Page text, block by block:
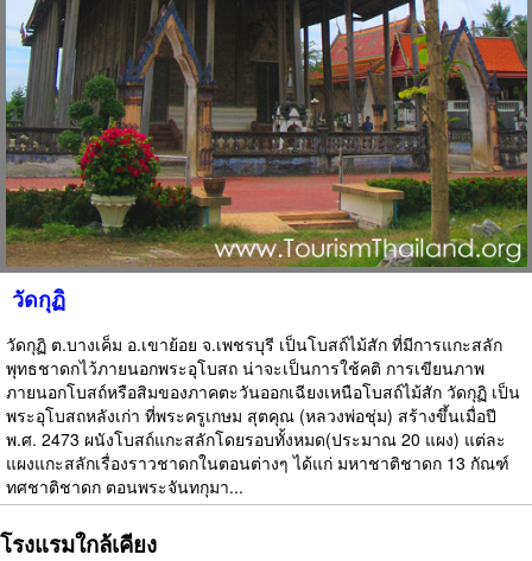
วัดกุฏิ
วัดกุฏิ ต.บางเค็ม อ.เขาย้อย จ.เพชรบุรี เป็นโบสถ์ไม้สัก ที่มีการแกะสลัก
พุทธชาดกไว้ภายนอกพระอุโบสถ น่าจะเป็นการใช้คติ การเขียนภาพ
ภายนอกโบสถ์หรือสิมของภาคตะวันออกเฉียงเหนือโบสถ์ไม้สัก วัดกุฏิ เป็น
พระอุโบสถหลังเก่า ที่พระครูเกษม สุตคุณ (หลวงพ่อชุ่ม) สร้างขึ้นเมื่อปี
พ.ศ. 2473 ผนังโบสถ์แกะสลักโดยรอบทั้งหมด(ประมาณ 20 แผง) แต่ละ
แผงแกะสลักเรื่องราวชาดกในตอนต่างๆ ได้แก่ มหาชาติชาดก 13 กัณฑ์
ทศชาติชาดก ตอนพระจันทกุมา...
โรงแรมใกล้เคียง